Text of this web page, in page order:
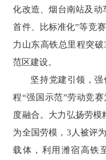
化改造、烟台南站及动
首件、比标准化”等竞
力山东高铁总里程突
范区建设。
坚持党建引领，
程“强国示范”劳动竞
度融合。大力弘扬劳模
为全国劳模，3人被评
载体，利用潍宿高铁